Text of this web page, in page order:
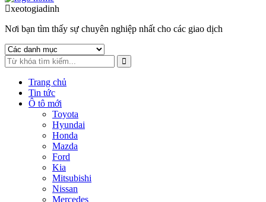
to
toxeotogiadinh
Nơi bạn tìm thấy sự chuyên nghiệp nhất cho các giao dịch
Trang chủ
Tin tức
Ô tô mới
Toyota
Hyundai
Honda
Mazda
Ford
Kia
Mitsubishi
Nissan
Mercedes